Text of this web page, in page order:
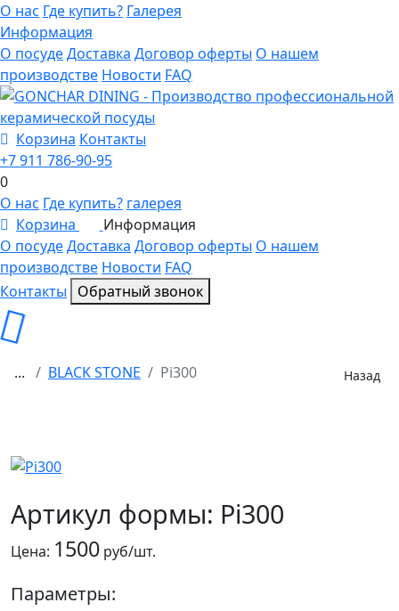
О нас Где купить? Галерея
Информация
О посудеДоставка Договор оферты О нашем
производстве Новости FAQ
Корзина Контакты
+7 911 786-90-95
0
О нас Где купить? галерея
Корзина
Информация
О посудеДоставка Договор оферты О нашем
производстве Новости FAQ
Контакты
Обратный звонок
... BLACK STONE Pi300 Назад
Артикул формы: Pi300
Цена: 1500 руб/шт.
Параметры: